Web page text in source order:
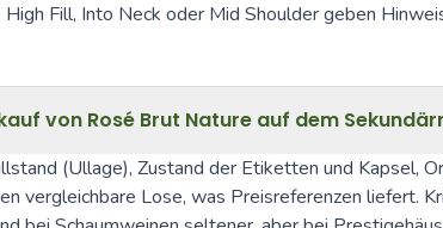
Fill, Into Neck oder Mid Shoulder geben
von Rosé Brut Nature auf dem
(Ullage), Zustand der Etiketten und Kapsel,
vergleichbare Lose, was Preisreferenzen